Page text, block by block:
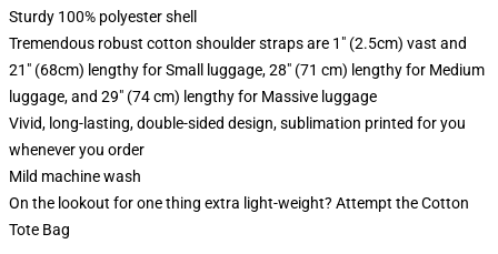
Sturdy 100% polyester shell
Tremendous robust cotton shoulder straps are 1" (2.5cm) vast and
21" (68cm) lengthy for Small luggage, 28" (71 cm) lengthy for Medium
luggage, and 29" (74 cm) lengthy for Massive luggage
Vivid, long-lasting, double-sided design, sublimation printed for you
whenever you order
Mild machine wash
On the lookout for one thing extra light-weight? Attempt the Cotton
Tote Bag